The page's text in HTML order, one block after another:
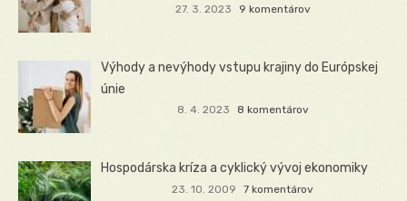
27. 3. 2023 9 komentárov
Výhody a nevýhody vstupu krajiny do Európskej
únie
8. 4. 2023 8 komentárov
Hospodárska kríza a cyklický vývoj ekonomiky
23. 10. 2009 7 komentárov